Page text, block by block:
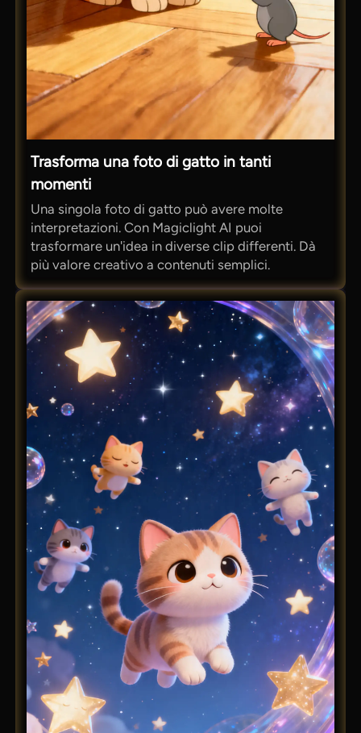
Trasforma una foto di gatto in tanti
momenti
Una singola foto di gatto può avere molte
interpretazioni. Con Magiclight AI puoi
trasformare un'idea in diverse clip differenti. Dà
più valore creativo a contenuti semplici.